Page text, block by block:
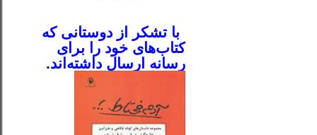
با تشکر از دوستانی که
کتاب‌های خود را برای
رسانه ارسال داشته‌اند.